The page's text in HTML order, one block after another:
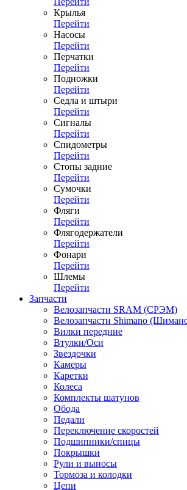
Крылья
Перейти
Насосы
Перейти
Перчатки
Перейти
Подножки
Перейти
Седла и штыри
Перейти
Сигналы
Перейти
Спидометры
Перейти
Стопы задние
Перейти
Сумочки
Перейти
Фляги
Перейти
Флягодержатели
Перейти
Фонари
Перейти
Шлемы
Перейти
Запчасти
Велозапчасти SRAM (СРЭМ)
Велозапчасти Shimano
Вилки передние
Втулки/Оси
Звездочки
Камеры
Каретки
Колеса
Комплекты шатунов
Обода
Педали
Переключение скоростей
Подшипники/спицы
Покрышки
Рули и выносы
Тормоза и колодки
Цепи